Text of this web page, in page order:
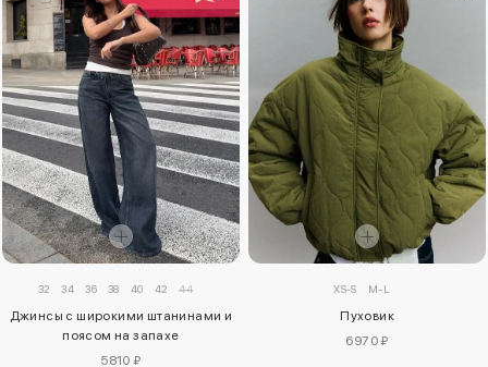
32 34 36 38 40 42 44
Джинсы с широкими штанинами и
поясом на запахе
5810 ₽
XS-S M-L
Пуховик
6970 ₽